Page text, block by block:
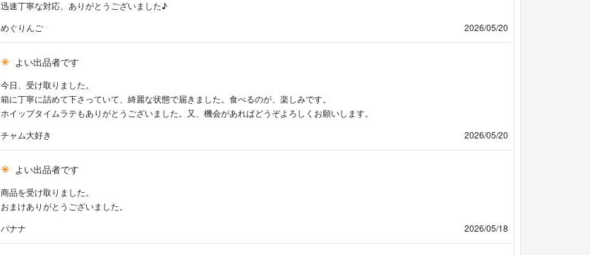
迅速丁寧な対応、ありがとうございました♪
めぐりんご
2026/05/20
よい出品者です
今日、受け取りました。
箱に丁寧に詰めて下さっていて、綺麗な状態で届きました。食べるのが、楽しみです。
ホイップタイムラテもありがとうございました。又、機会があればどうぞよろしくお願いします。
チャム大好き
2026/05/20
よい出品者です
商品を受け取りました。
おまけありがとうございました。
バナナ
2026/05/18